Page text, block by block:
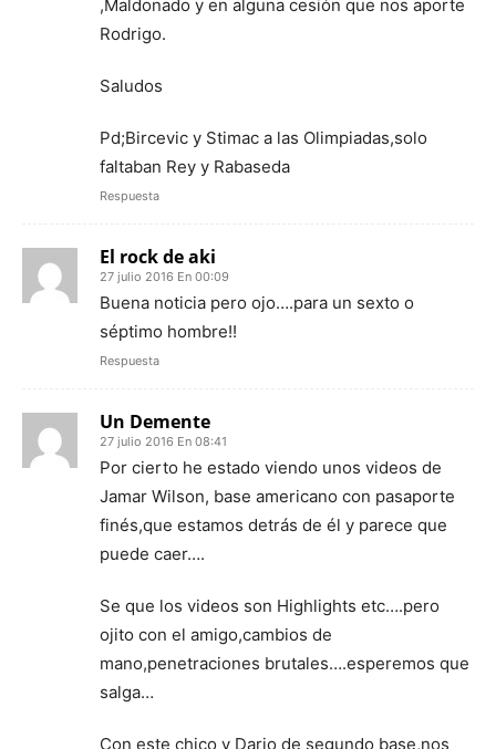
,Maldonado y en alguna cesión que nos aporte
Rodrigo.
Saludos
Pd;Bircevic y Stimac a las Olimpiadas,solo
faltaban Rey y Rabaseda
Respuesta
El rock de aki
27 julio 2016 En 00:09
Buena noticia pero ojo….para un sexto o
séptimo hombre!!
Respuesta
Un Demente
27 julio 2016 En 08:41
Por cierto he estado viendo unos videos de
Jamar Wilson, base americano con pasaporte
finés,que estamos detrás de él y parece que
puede caer….
Se que los videos son Highlights etc….pero
ojito con el amigo,cambios de
mano,penetraciones brutales….esperemos que
salga…
Con este chico y Dario de segundo base,nos